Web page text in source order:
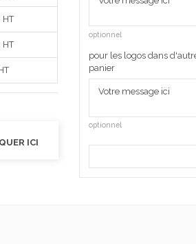
ICI
optionnel
pour les logos dans
panier
optionnel